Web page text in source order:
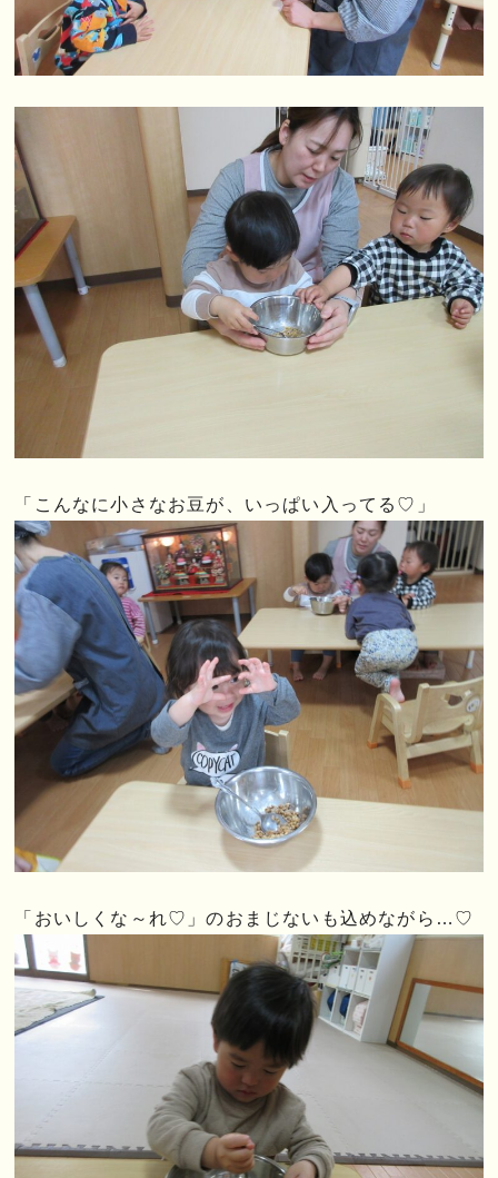
「こんなに小さなお豆が、いっぱい入ってる♡」
「おいしくな～れ♡」のおまじないも込めながら…♡